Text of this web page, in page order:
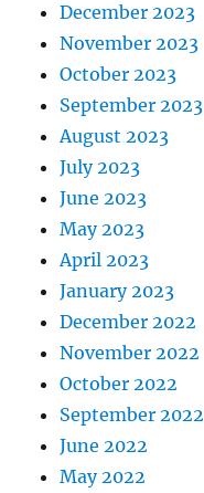
December 2023
November 2023
October 2023
September 2023
August 2023
July 2023
June 2023
May 2023
April 2023
January 2023
December 2022
November 2022
October 2022
September 2022
June 2022
May 2022